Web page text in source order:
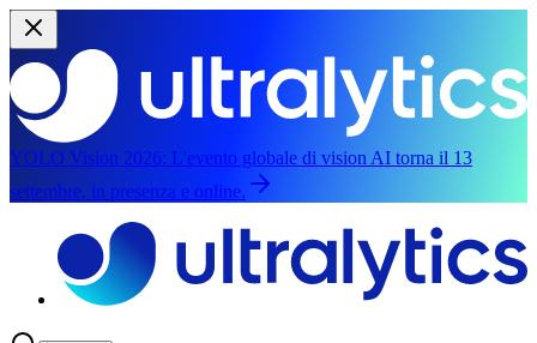
YOLO Vision 2026: L'evento globale di vision AI torna il 13
settembre, in presenza e online.